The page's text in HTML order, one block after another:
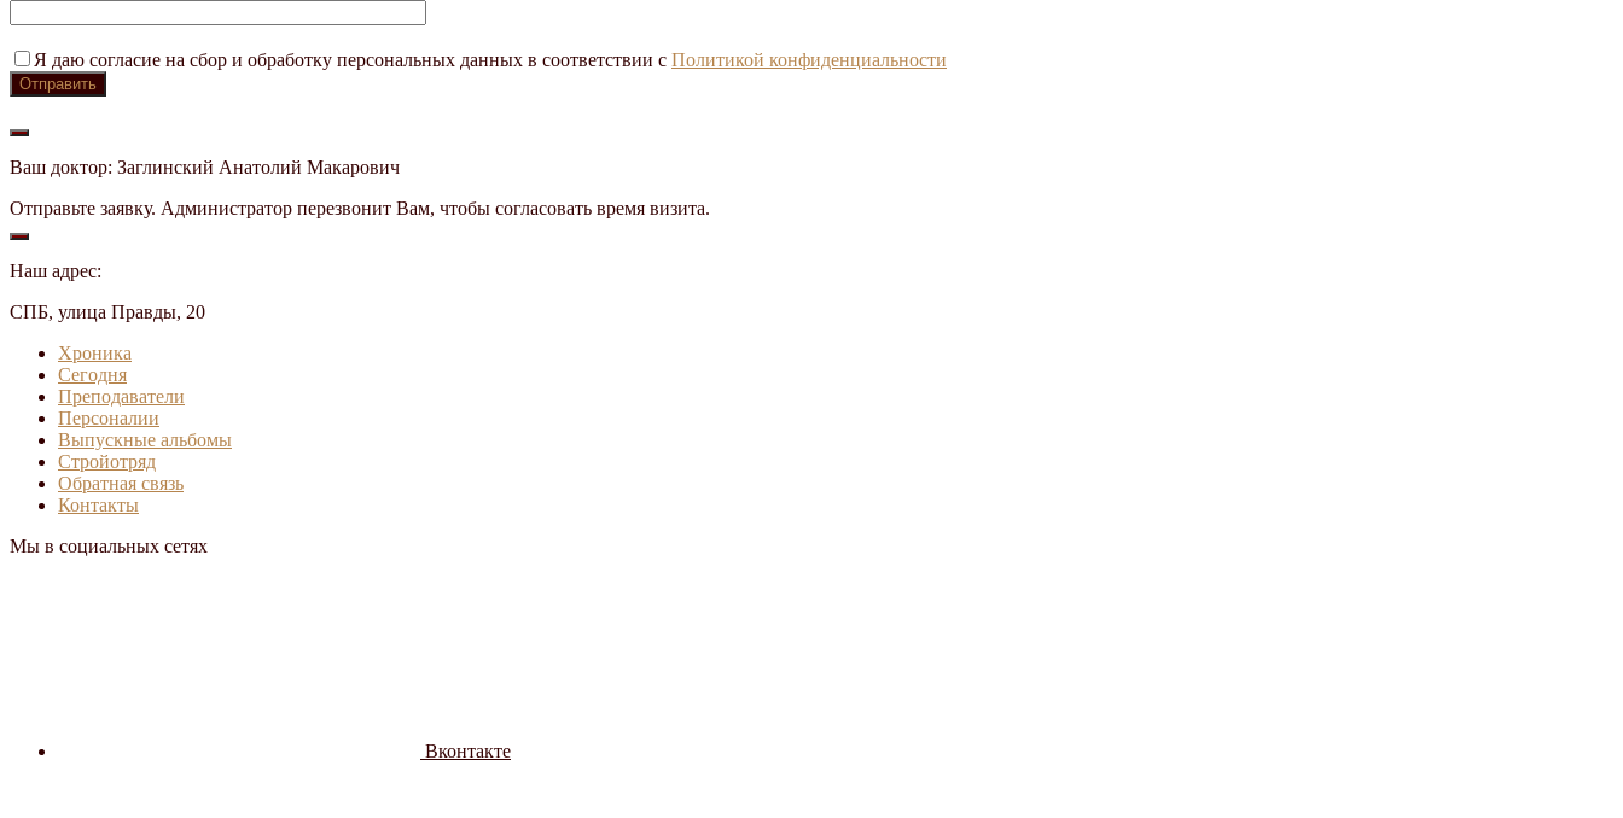
Я даю согласие на сбор и обработку персональных данных в соответствии с Политикой конфиденциальности
Ваш доктор: Заглинский Анатолий Макарович
Отправьте заявку. Администратор перезвонит Вам, чтобы согласовать время визита.
Наш адрес:
СПБ, улица Правды, 20
Хроника
Сегодня
Преподаватели
Персоналии
Выпускные альбомы
Стройотряд
Обратная связь
Контакты
Мы в социальных сетях
Вконтакте